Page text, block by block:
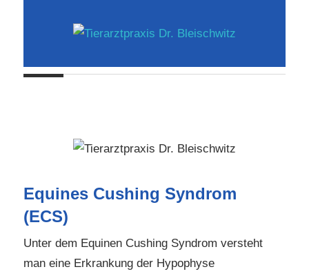
Tierarztpraxis
Bleischwitz
Tierarzt
Equines Cushing Syndrom
(ECS)
Unter dem Equinen Cushing Syndrom versteht
man eine Erkrankung der Hypophyse